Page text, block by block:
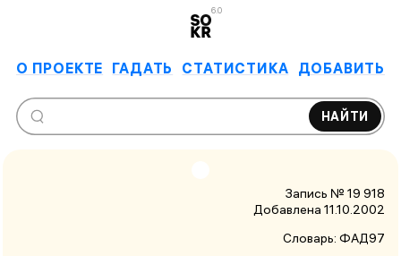
6.0
О ПРОЕКТЕ ГАДАТЬ СТАТИСТИКА ДОБАВИТЬ
НАЙТИ
Запись № 19 918
Добавлена 11.10.2002
Словарь: ФАД97